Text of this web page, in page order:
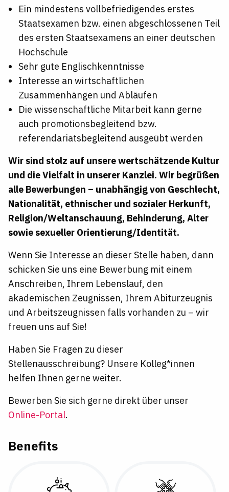
Ein mindestens vollbefriedigendes erstes
Staatsexamen bzw. einen abgeschlossenen Teil
des ersten Staatsexamens an einer deutschen
Hochschule
Sehr gute Englischkenntnisse
Interesse an wirtschaftlichen
Zusammenhängen und Abläufen
Die wissenschaftliche Mitarbeit kann gerne
auch promotionsbegleitend bzw.
referendariatsbegleitend ausgeübt werden
Wir sind stolz auf unsere wertschätzende Kultur
und die Vielfalt in unserer Kanzlei. Wir begrüßen
alle Bewerbungen – unabhängigvon Geschlecht,
Nationalität, ethnischer und sozialer Herkunft,
Religion/Weltanschauung, Behinderung, Alter
sowie sexueller Orientierung/Identität.
Wenn Sie Interesse an dieser Stelle haben, dann
schicken Sie uns eine Bewerbung mit einem
Anschreiben, Ihrem Lebenslauf, den
akademischen Zeugnissen, Ihrem Abiturzeugnis
und Arbeitszeugnissen falls vorhanden zu – wir
freuen uns auf Sie!
Haben Sie Fragen zu dieser
Stellenausschreibung? Unsere Kolleg*innen
helfen Ihnen gerne weiter.
Bewerben Sie sich gerne direkt über unser
Online-Portal.
Benefits